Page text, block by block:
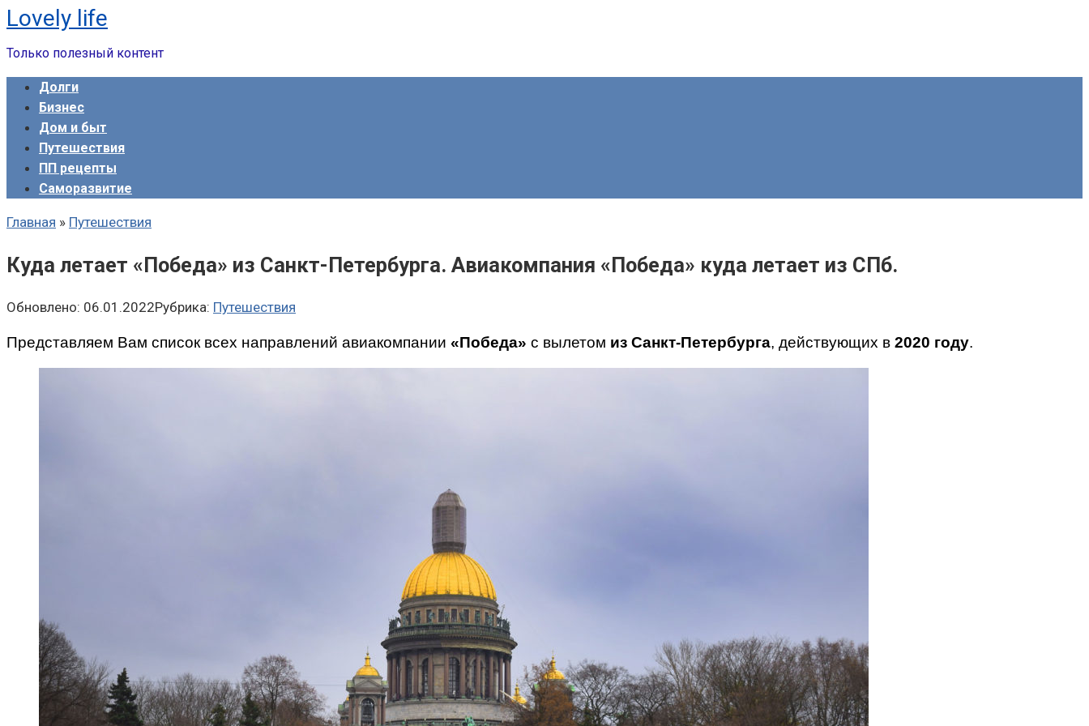
Перейти
контенту
Lovely life
Только полезный контент
Долги
Бизнес
Дом и быт
Путешествия
ПП рецепты
Саморазвитие
Главная » Путешествия
Куда летает «Победа» из Санкт-Петербурга. Авиакомпания «Победа» куда летает из СПб.
Обновлено: 06.01.2022Рубрика: Путешествия
Представляем Вам список всех направлений авиакомпании «Победа» с вылетом из Санкт-Петербурга, действующих в 2020 году.